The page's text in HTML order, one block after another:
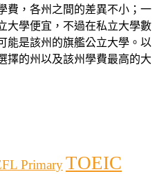
費，各州之間的差異不小；一
大學便宜，不過在私立大學數
能是該州的旗艦公立大學。以
擇的州以及該州學費最高的大
PrimaryTOEIC